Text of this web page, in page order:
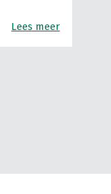
Lees meer